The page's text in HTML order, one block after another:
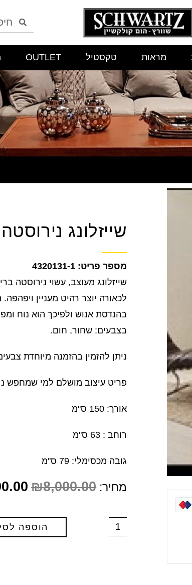
מראות טקסטיל OUTLET
שייזלונג
4320131-1
שייזלונג מעוצב, עשוי נירוסטה
לכאורה יוצר רהיט מעניין
בהנדסת אנוש ולפיכך הוא נוח
בצבעים: שחור, חום.
ניתן להזמין בהזמנה מיוחדת
פריט עיצוב מושלם למי שמחפש
אורך: 150 ס"מ
רוחב : 63 ס"מ
גובה מכסימלי: 79 ס"מ
מחיר: ₪8,000.00
הוספה